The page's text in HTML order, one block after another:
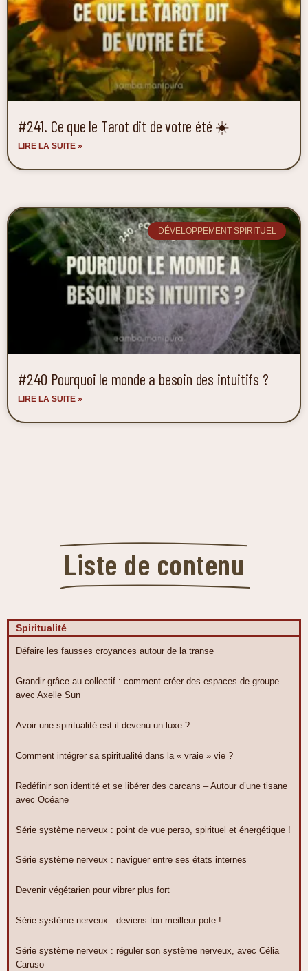
#241. Ce que le Tarot dit de votre été ☀️
LIRE LA SUITE »
DÉVELOPPEMENT SPIRITUEL
#240 Pourquoi le monde a besoin des intuitifs ?
LIRE LA SUITE »
Liste de contenu
Spiritualité
Défaire les fausses croyances autour de la transe
Grandir grâce au collectif : comment créer des espaces de groupe —
avec Axelle Sun
Avoir une spiritualité est-il devenu un luxe ?
Comment intégrer sa spiritualité dans la « vraie » vie ?
Redéfinir son identité et se libérer des carcans – Autour d’une tisane
avec Océane
Série système nerveux : point de vue perso, spirituel et énergétique !
Série système nerveux : naviguer entre ses états internes
Devenir végétarien pour vibrer plus fort
Série système nerveux : deviens ton meilleur pote !
Série système nerveux : réguler son système nerveux, avec Célia
Caruso